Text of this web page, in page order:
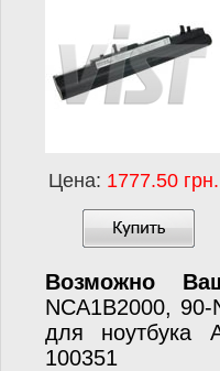
Цена: 1777.50 грн.
Возможно
NCA1B2000,
для ноутбука
100351